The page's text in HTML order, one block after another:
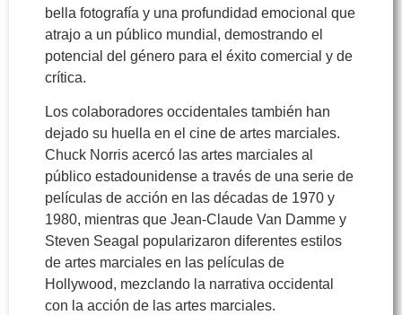
bella fotografía y una profundidad emocional que
atrajo a un público mundial, demostrando el
potencial del género para el éxito comercial y de
crítica.
Los colaboradores occidentales también han
dejado su huella en el cine de artes marciales.
Chuck Norris acercó las artes marciales al
público estadounidense a través de una serie de
películas de acción en las décadas de 1970 y
1980, mientras que Jean-Claude Van Damme y
Steven Seagal popularizaron diferentes estilos
de artes marciales en las películas de
Hollywood, mezclando la narrativa occidental
con la acción de las artes marciales.